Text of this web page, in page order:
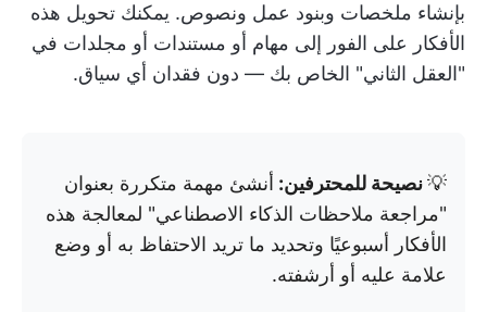
بإنشاء ملخصات وبنود عمل ونصوص. يمكنك تحويل هذه
الأفكار على الفور إلى مهام أو مستندات أو مجلدات في
"العقل الثاني" الخاص بك — دون فقدان أي سياق.
💡نصيحة للمحترفين: أنشئ مهمة متكررة بعنوان
"مراجعة ملاحظات الذكاء الاصطناعي" لمعالجة هذه
الأفكار أسبوعيًا وتحديد ما تريد الاحتفاظ به أو وضع
علامة عليه أو أرشفته.